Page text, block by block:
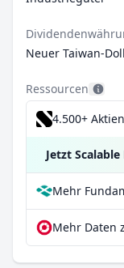
Neuer Taiwan-
Ressourcen
4.500+
Jetzt
Mehr Daten